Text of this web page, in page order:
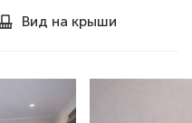
Вид На крыши